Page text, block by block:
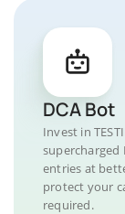
DCA Bot
Invest in
supercharged
entries at
protect your
required.